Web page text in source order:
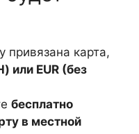
привязана карта,
или EUR (без
бесплатно
в местной